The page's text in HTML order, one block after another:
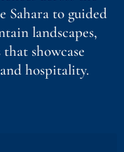
Sahara to guided
landscapes,
showcase
hospitality.